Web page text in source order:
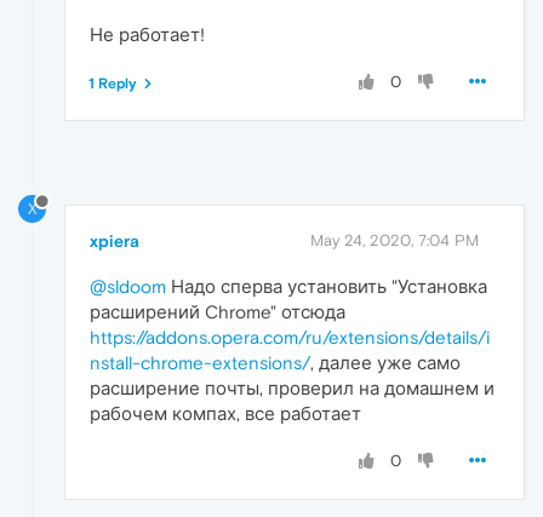
Не работает!
0
1 Reply
X
xpiera May 24, 2020, 7:04 PM
@sldoom Надо сперва установить "Установка
расширений Chrome" отсюда
https://addons.opera.com/ru/extensions/details/i
nstall-chrome-extensions/, далее уже само
расширение почты, проверил на домашнем и
рабочем компах, все работает
0